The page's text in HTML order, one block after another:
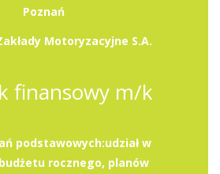
Poznań
Motoryzacyjne S.A.
finansowy m/k
podstawowych:udział w
rocznego, planów